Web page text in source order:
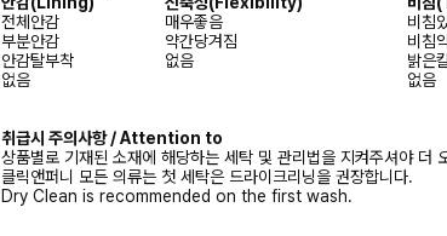
전체안감
매우좋음 비침
부분안감
약간당겨짐 비침
안감탈부착
없음 밝은
없음
없음
취급시 주의사항 / Attention to
상품별로 기재된 소재에 해당하는 세탁 및 관리법을 지켜주셔야 더
클릭앤퍼니 모든 의류는 첫 세탁은 드라이크리닝을 권장합니다.
Dry Clean is recommended on the first wash.